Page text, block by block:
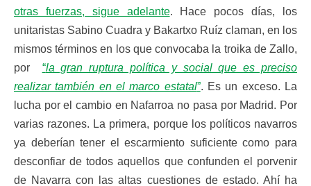
otras fuerzas, sigue adelante. Hace pocos días, los
unitaristas Sabino Cuadra y Bakartxo Ruíz claman, en los
mismos términos en los que convocaba la troika de Zallo,
por “la gran ruptura política y social que es preciso
realizar también en el marco estatal”. Es un exceso. La
lucha por el cambio en Nafarroa no pasa por Madrid. Por
varias razones. La primera, porque los políticos navarros
ya deberían tener el escarmiento suficiente como para
desconfiar de todos aquellos que confunden el porvenir
de Navarra con las altas cuestiones de estado. Ahí ha